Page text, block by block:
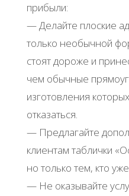
прибыли:
— Делайте плоские
только необычной
стоят дороже и
чем обычные
изготовления
отказаться.
— Предлагайте
клиентам таблички
но только тем, кто
— Не оказывайте